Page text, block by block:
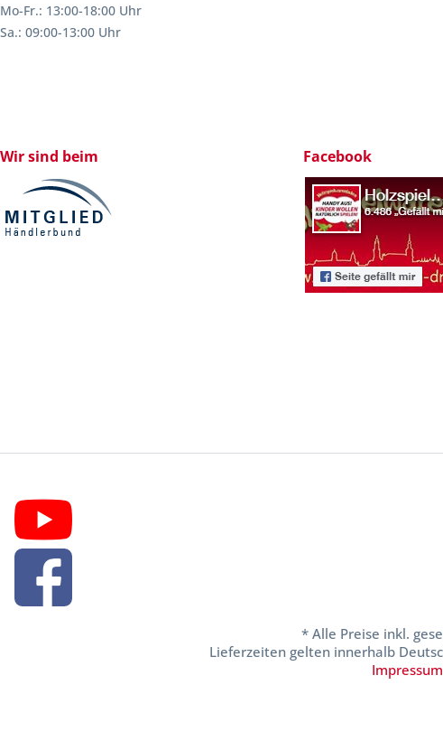
Mo-Fr.: 13:00-18:00 Uhr
Sa.: 09:00-13:00 Uhr
Wir sind beim Facebook
* Alle Preise inkl.
Lieferzeiten gelten innerhalb
Impressum